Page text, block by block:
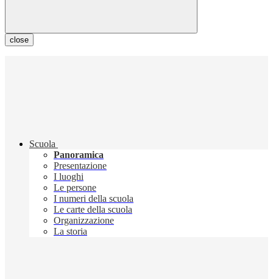
close
Scuola
Panoramica
Presentazione
I luoghi
Le persone
I numeri della scuola
Le carte della scuola
Organizzazione
La storia